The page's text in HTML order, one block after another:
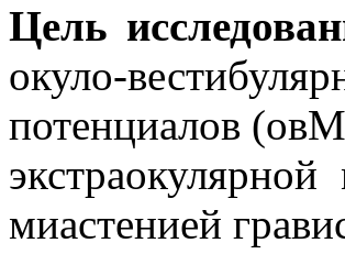
Цель
окуло-
потенциалов
миастенией